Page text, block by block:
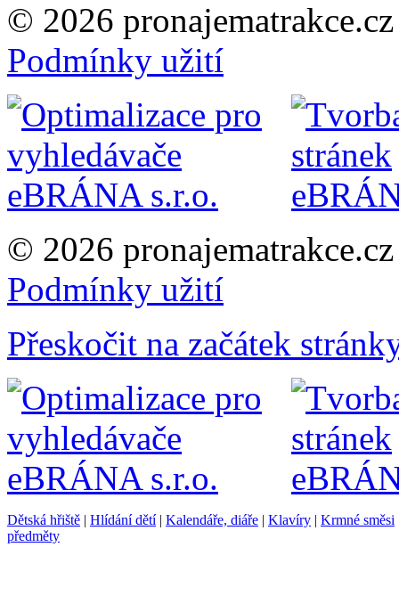
© 2026
Podmínky užití
© 2026
Podmínky užití
Přeskočit na začátek
Dětská hřiště | Hlídání dětí| Kalendáře, diáře | Klavíry | Krmné směsi
předměty